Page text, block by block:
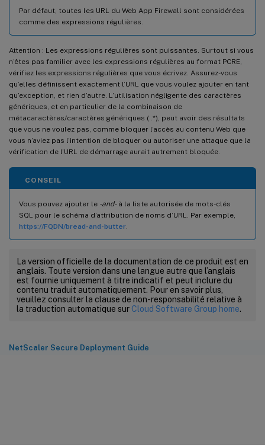
Par défaut, toutes les URL du Web App Firewall sont considérées
comme des expressions régulières.
Attention : Les expressions régulières sont puissantes. Surtout si vous
n’êtes pas familier avec les expressions régulières au format PCRE,
vérifiez les expressions régulières que vous écrivez. Assurez-vous
qu’elles définissent exactement l’URL que vous voulez ajouter en tant
qu’exception, et rien d’autre. L’utilisation négligente des caractères
génériques, et en particulier de la combinaison de
métacaractères/caractères génériques ( .*), peut avoir des résultats
que vous ne voulez pas, comme bloquer l’accès au contenu Web que
vous n’aviez pas l’intention de bloquer ou autoriser une attaque que la
vérification de l’URL de démarrage aurait autrement bloquée.
CONSEIL
Vous pouvez ajouter le -and-à la liste autorisée de mots-clés
SQL pour le schéma d’attribution de noms d’URL. Par exemple,
https://FQDN/bread-and-butter
La version officielle de la documentation de ce produit est en
anglais. Toute version dans une langue autre que l’anglais
est fournie uniquement à titre indicatif et peut inclure du
contenu traduit automatiquement. Pour en savoir plus,
veuillez consulter la clause de non-responsabilité relative à
la traduction automatique sur Cloud Software Group home.
NetScaler Secure Deployment Guide